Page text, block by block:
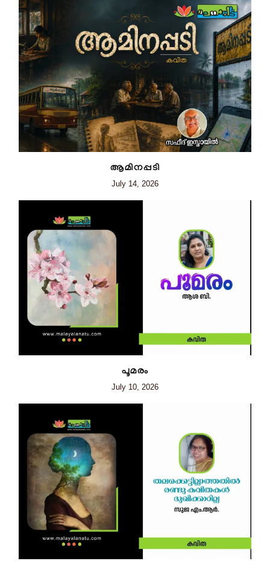
ആമിനപ്പടി
July 14, 2026
പൂമരം
July 10, 2026